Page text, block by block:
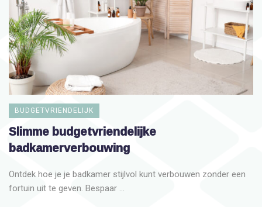
BUDGETVRIENDELIJK
Slimme budgetvriendelijke
badkamerverbouwing
Ontdek hoe je je badkamer stijlvol kunt verbouwen zonder een
fortuin uit te geven. Bespaar ...